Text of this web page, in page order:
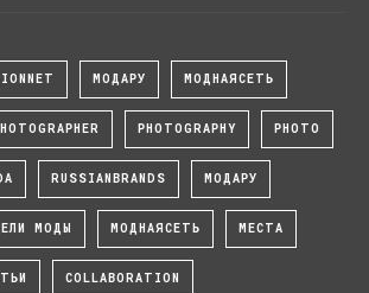
МОДАРУ МОДНАЯСЕТЬ
PHOTOGRAPHY PHOTO
RUSSIANBRANDS МОДАРУ
МОДЫ МОДНАЯСЕТЬ МЕСТА
COLLABORATION